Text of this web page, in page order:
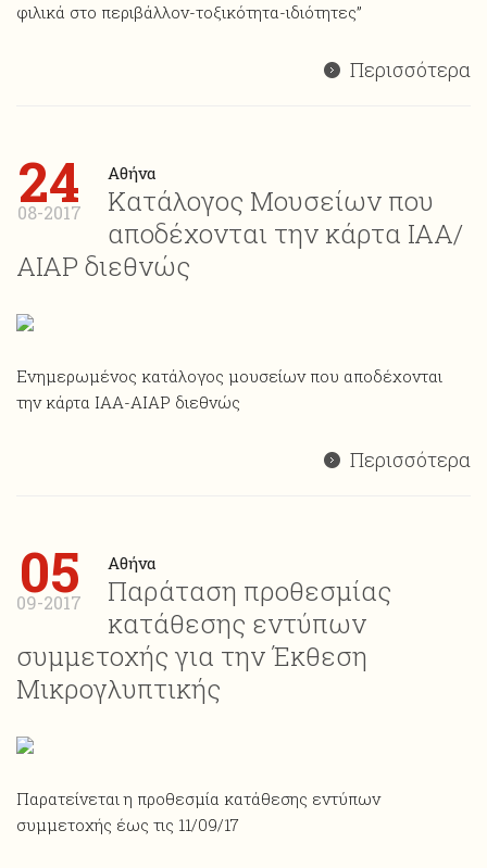
φιλικά στο περιβάλλον-τοξικότητα-ιδιότητες”
Περισσότερα
24
08-2017
Αθήνα
Κατάλογος Μουσείων που
αποδέχονται την κάρτα ΙΑΑ/
ΑΙΑP διεθνώς
Ενημερωμένος κατάλογος μουσείων που αποδέχονται
την κάρτα ΙΑΑ-AIAP διεθνώς
Περισσότερα
05
09-2017
Αθήνα
Παράταση προθεσμίας
κατάθεσης εντύπων
συμμετοχής για την Έκθεση
Μικρογλυπτικής
Παρατείνεται η προθεσμία κατάθεσης εντύπων
συμμετοχής έως τις 11/09/17